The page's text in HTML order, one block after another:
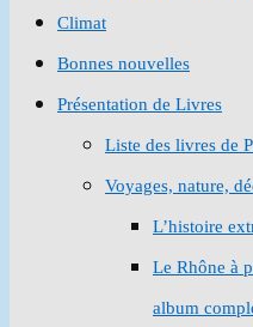
Climat
Bonnes nouvelles
Présentation de Livres
Liste des livres de
Voyages, nature,
L’histoire
Le Rhône à
album